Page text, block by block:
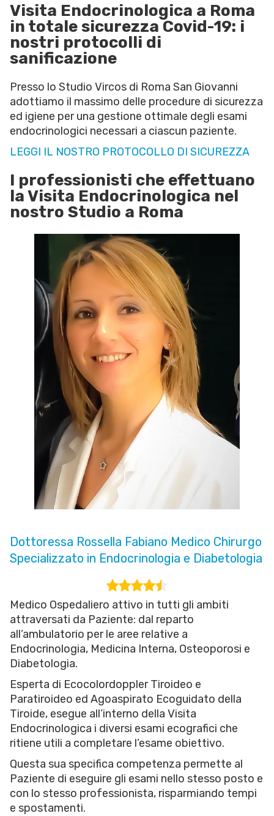
Visita Endocrinologica a Roma
in totale sicurezza Covid-19: i
nostri protocolli di
sanificazione
Presso lo Studio Vircos di Roma San Giovanni
adottiamo il massimo delle procedure di sicurezza
ed igiene per una gestione ottimale degli esami
endocrinologici necessari a ciascun paziente.
LEGGI IL NOSTRO PROTOCOLLO DI SICUREZZA
I professionisti che effettuano
la Visita Endocrinologica nel
nostro Studio a Roma
Dottoressa Rossella Fabiano Medico Chirurgo
Specializzato in Endocrinologia e Diabetologia
Medico Ospedaliero attivo in tutti gli ambiti
attraversati da Paziente: dal reparto
all’ambulatorio per le aree relative a
Endocrinologia, Medicina Interna, Osteoporosi e
Diabetologia.
Esperta di Ecocolordoppler Tiroideo e
Paratiroideo ed Agoaspirato Ecoguidato della
Tiroide, esegue all’interno della Visita
Endocrinologica i diversi esami ecografici che
ritiene utili a completare l’esame obiettivo.
Questa sua specifica competenza permette al
Paziente di eseguire gli esami nello stesso posto e
con lo stesso professionista, risparmiando tempi
e spostamenti.